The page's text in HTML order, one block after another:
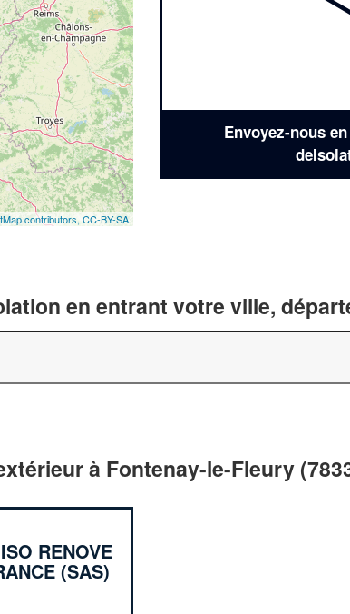
contributors, CC-BY-SA
Envoyez-nous
en entrant votre ville,
à Fontenay-le-Fleury
RENOVE
(SAS)